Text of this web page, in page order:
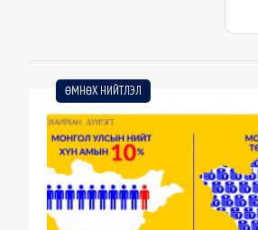
ӨМНӨХ НИЙТЛЭЛ